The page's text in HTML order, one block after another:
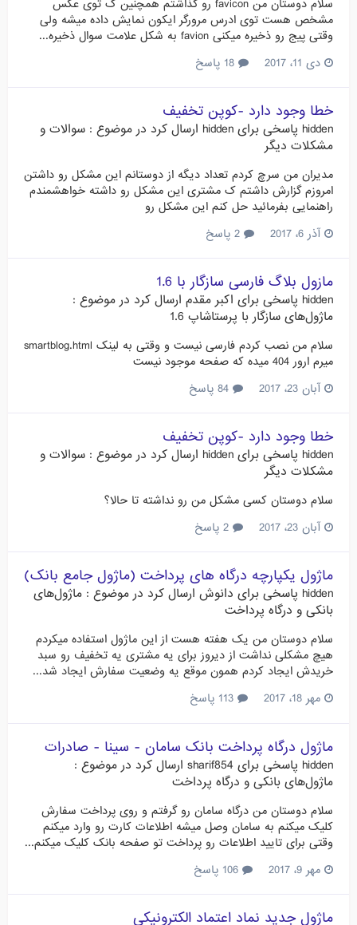
سلام دوستان من favicon رو گذاشتم همچنین ک توی عکس
مشخص هست توی ادرس مرورگر ایکون نمایش داده میشه ولی
وقتی پیج رو ذخیره میکنی favion به شکل علامت سوال ذخیره...
دی 11، 2017
خطا وجود دارد -کوپن تخفیف
hidden پاسخی برای hidden ارسال کرد در موضوع : سوالات و
مشکلات دیگر
مدیران من سرچ کردم تعداد دیگه از دوستانم این مشکل رو داشتن
امروزم گزارش داشتم ک مشتری این مشکل رو داشته خواهشمندم
راهنمایی بفرمائید حل کنم این مشکل رو
آذر 6، 2017
مازول بلاگ فارسی سازگار با 1.6
hidden پاسخی برای اکبر مقدم ارسال کرد در موضوع :
ماژول‌های سازگار با پرستاشاپ 1.6
سلام من نصب کردم فارسی نیست و وقتی به لینک smartblog.html
میرم ارور 404 میده که صفحه موجود نیست
آبان 23، 2017
خطا وجود دارد -کوپن تخفیف
hidden پاسخی برای hidden ارسال کرد در موضوع : سوالات و
مشکلات دیگر
سلام دوستان کسی مشکل من رو نداشته تا حالا؟
آبان 23، 2017
ماژول یکپارچه درگاه های پرداخت (ماژول جامع بانک)
hidden پاسخی برای دانوش ارسال کرد در موضوع : ماژول‌های
بانکی و درگاه پرداخت
سلام دوستان من یک هفته هست از این ماژول استفاده میکردم
هیچ مشکلی نداشت از دیروز برای یه مشتری یه تخفیف رو سبد
خریدش ایجاد کردم همون موقع یه وضعیت سفارش ایجاد شد...
مهر 18، 2017
ماژول درگاه پرداخت بانک سامان - سینا - صادرات
hidden پاسخی برای sharif854 ارسال کرد در موضوع :
ماژول‌های بانکی و درگاه پرداخت
سلام دوستان من درگاه سامان رو گرفتم و روی پرداخت سفارش
کلیک میکنم به سامان وصل میشه اطلاعات کارت رو وارد میکنم
وقتی برای تایید اطلاعات رو پرداخت تو صفحه بانک کلیک میکنم...
مهر 9، 2017
ماژول جدید نماد اعتماد الکترونیکی